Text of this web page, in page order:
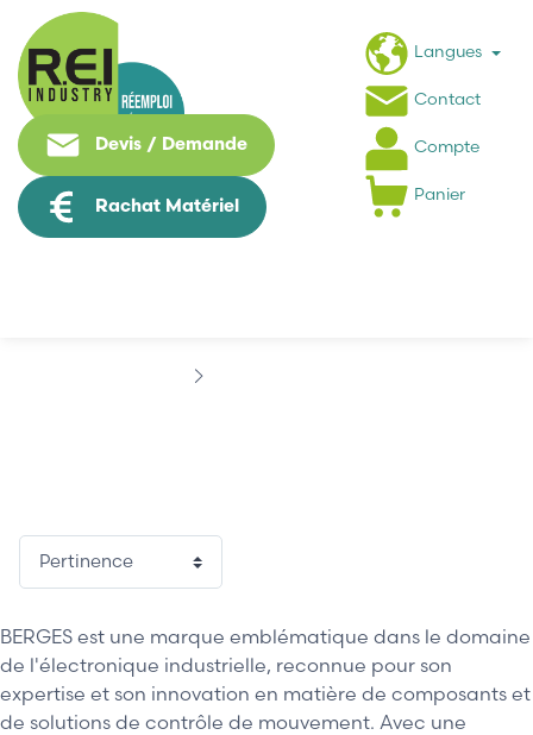
Devis / Demande
Rachat Matériel
Langues
Contact
Compte
Panier
BERGES est une marque emblématique dans le domaine
de l'électronique industrielle, reconnue pour son
expertise et son innovation en matière de composants et
de solutions de contrôle de mouvement. Avec une